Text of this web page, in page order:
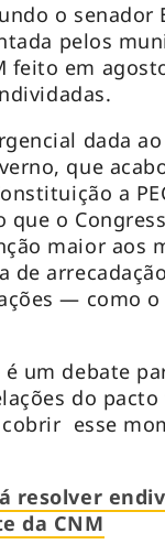
o senador
pelos
feito em
dada
que
a
que o
maior aos
de
— como o
um debate
do
esse
resolver
da CNM